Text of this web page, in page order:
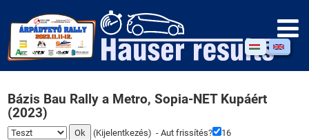
Bázis Bau Rally a Metro, Sopia-NET Kupáért
(2023)
(Kijelentkezés) - Aut frissítés? 16